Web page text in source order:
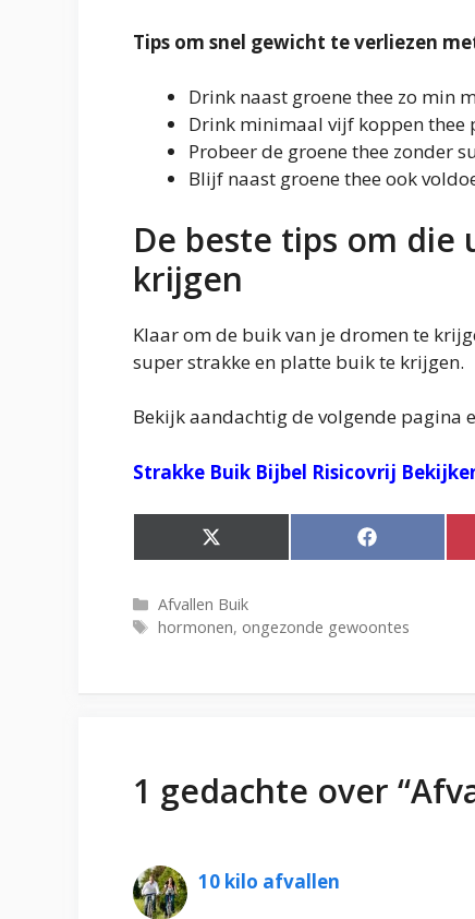
Tips om snel gewicht te verliezen
Drink naast groene thee zo min
Drink minimaal vijf koppen thee
Probeer de groene thee zonder
Blijf naast groene thee ook
De beste tips om
krijgen
Klaar om de buik van je dromen te
super strakke en platte buik te krijgen.
Bekijk aandachtig de volgende pagina
Strakke Buik Bijbel Risicovrij
Share
on
Share
on
Categorieën
Afvallen Buik
Tags
hormonen, ongezonde gewoontes
1 gedachte over
10 kilo afvallen